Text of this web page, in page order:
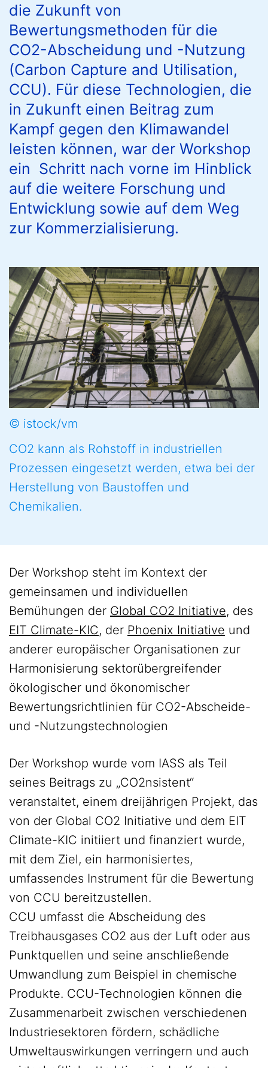
die Zukunft von
Bewertungsmethoden für die
CO2-Abscheidung und -Nutzung
(Carbon Capture and Utilisation,
CCU). Für diese Technologien, die
in Zukunft einen Beitrag zum
Kampf gegen den Klimawandel
leisten können, war der Workshop
ein Schritt nach vorne im Hinblick
auf die weitere Forschung und
Entwicklung sowie auf dem Weg
zur Kommerzialisierung.
© istock/vm
CO2 kann als Rohstoff in industriellen
Prozessen eingesetzt werden, etwa bei der
Herstellung von Baustoffen und
Chemikalien.
Der Workshop steht im Kontext der
gemeinsamen und individuellen
Bemühungen der Global CO2 Initiative, des
EIT Climate-KIC, der Phoenix Initiative und
anderer europäischer Organisationen zur
Harmonisierung sektorübergreifender
ökologischer und ökonomischer
Bewertungsrichtlinien für CO2-Abscheide-
und -Nutzungstechnologien
Der Workshop wurde vom IASS als Teil
seines Beitrags zu „CO2nsistent“
veranstaltet, einem dreijährigen Projekt, das
von der Global CO2 Initiative und dem EIT
Climate-KIC initiiert und finanziert wurde,
mit dem Ziel, ein harmonisiertes,
umfassendes Instrument für die Bewertung
von CCU bereitzustellen.
CCU umfasst die Abscheidung des
Treibhausgases CO2 aus der Luft oder aus
Punktquellen und seine anschließende
Umwandlung zum Beispiel in chemische
Produkte. CCU-Technologien können die
Zusammenarbeit zwischen verschiedenen
Industriesektoren fördern, schädliche
Umweltauswirkungen verringern und auch